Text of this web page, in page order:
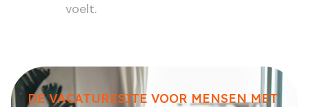
voelt.
DE VACATURESITE VOOR MENSEN MET